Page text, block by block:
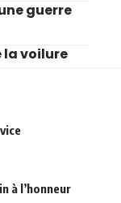
guerre
la voilure
à l’honneur